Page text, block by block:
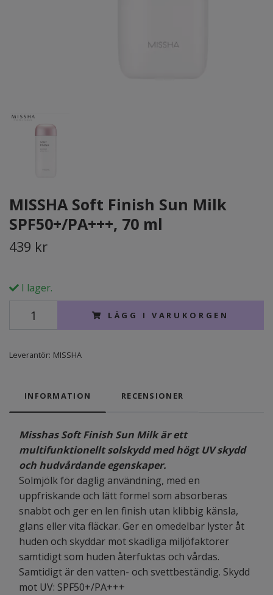
MISSHA Soft Finish Sun Milk
SPF50+/PA+++, 70 ml
439 kr
I lager.
LÄGG I VARUKORGEN
Leverantör: MISSHA
INFORMATION RECENSIONER
Misshas Soft Finish Sun Milk är ett
multifunktionellt solskydd med högt UV skydd
och hudvårdande egenskaper.
Solmjölk för daglig användning, med en
uppfriskande och lätt formel som absorberas
snabbt och ger en len finish utan klibbig känsla,
glans eller vita fläckar. Ger en omedelbar lyster åt
huden och skyddar mot skadliga miljöfaktorer
samtidigt som huden återfuktas och vårdas.
Samtidigt är den vatten- och svettbeständig. Skydd
mot UV: SPF50+/PA+++